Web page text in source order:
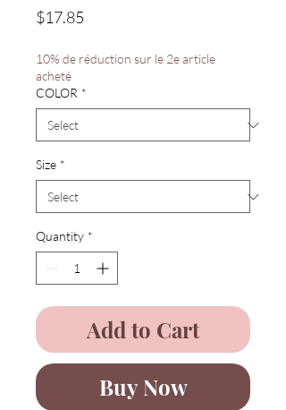
$17.85
10% de réduction sur le 2e article
acheté
COLOR *
Size *
Quantity *
Add to Cart
Buy Now